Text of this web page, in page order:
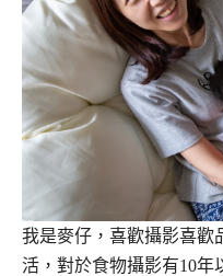
我是麥仔，喜歡攝影喜歡
活，對於食物攝影有10